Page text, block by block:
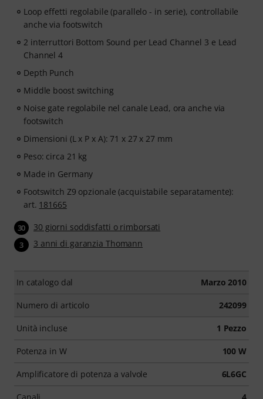
Loop effetti regolabile (parallelo - in serie), controllabile
anche via footswitch
2 interruttori Bottom Sound per Lead Channel 3 e Lead
Channel 4
Depth Punch
Middle boost switching
Noise gate regolabile nel canale Lead, ora anche via
footswitch
Dimensioni (L x P x A): 71 x 27 x 27 mm
Peso: circa 21 kg
Made in Germany
Footswitch Z9 opzionale (acquistabile separatamente):
art. 181665
30 30 giorni soddisfatti o rimborsati
3 3 anni di garanzia Thomann
In catalogo dal Marzo 2010
Numero di articolo 242099
Unità incluse 1 Pezzo
Potenza in W 100 W
Amplificatore di potenza a valvole 6L6GC
Canali 4